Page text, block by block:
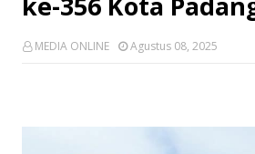
MEDIA ONLINE Agustus 08, 2025